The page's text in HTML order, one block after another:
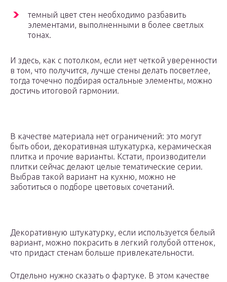
темный цвет стен необходимо разбавить
элементами, выполненными в более светлых
тонах.
И здесь, как с потолком, если нет четкой уверенности
в том, что получится, лучше стены делать посветлее,
тогда точечно подбирая остальные элементы, можно
достичь итоговой гармонии.
В качестве материала нет ограничений: это могут
быть обои, декоративная штукатурка, керамическая
плитка и прочие варианты. Кстати, производители
плитки сейчас делают целые тематические серии.
Выбрав такой вариант на кухню, можно не
заботиться о подборе цветовых сочетаний.
Декоративную штукатурку, если используется белый
вариант, можно покрасить в легкий голубой оттенок,
что придаст стенам больше привлекательности.
Отдельно нужно сказать о фартуке. В этом качестве